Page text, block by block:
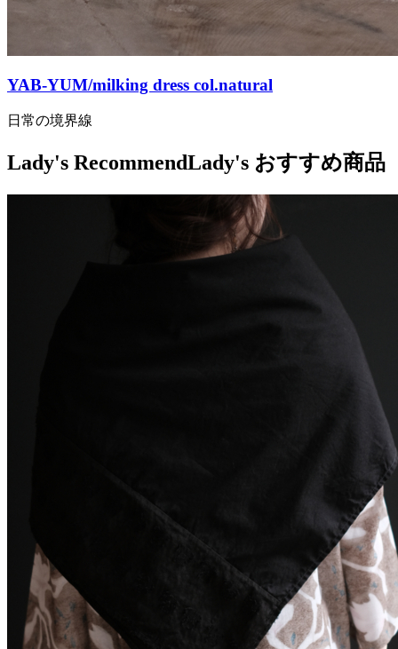
YAB-YUM/milking dress col.natural
日常の境界線
Lady's RecommendLady's おすすめ商品